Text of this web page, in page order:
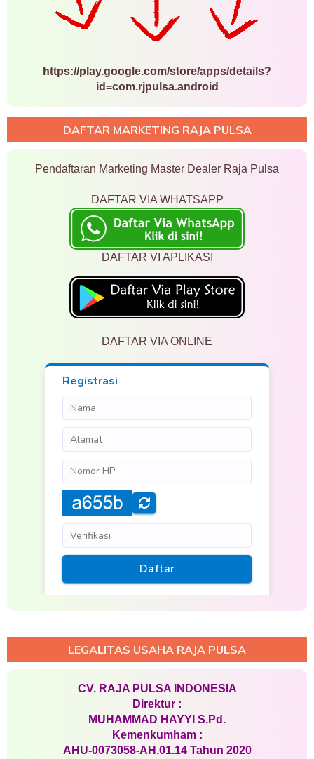
https://play.google.com/store/apps/details?
id=com.rjpulsa.android
DAFTAR MARKETING RAJA PULSA
Pendaftaran Marketing Master Dealer Raja Pulsa
DAFTAR VIA WHATSAPP
DAFTAR VI APLIKASI
DAFTAR VIA ONLINE
LEGALITAS USAHA RAJA PULSA
CV. RAJA PULSA INDONESIA
Direktur :
MUHAMMAD HAYYI S.Pd.
Kemenkumham :
AHU-0073058-AH.01.14 Tahun 2020